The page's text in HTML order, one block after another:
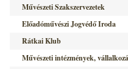
Művészeti Szakszervezetek
Előadóművészi Jogvédő Iroda
Rátkai Klub
Művészeti intézmények,